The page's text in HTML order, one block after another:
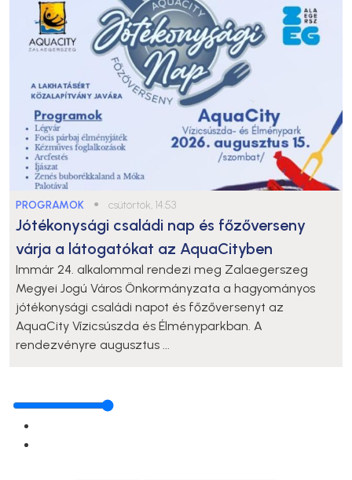
PROGRAMOK ● csütörtök, 14:53
Jótékonysági családi nap és főzőverseny
várja a látogatókat az AquaCityben
Immár 24. alkalommal rendezi meg Zalaegerszeg
Megyei Jogú Város Önkormányzata a hagyományos
jótékonysági családi napot és főzőversenyt az
AquaCity Vízicsúszda és Élményparkban. A
rendezvényre augusztus ...